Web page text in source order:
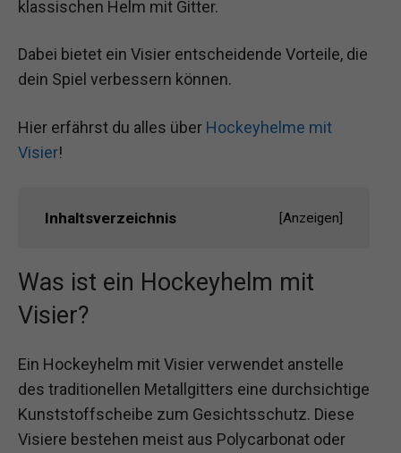
klassischen Helm mit Gitter.
Dabei bietet ein Visier entscheidende Vorteile, die
dein Spiel verbessern können.
Hier erfährst du alles über Hockeyhelme mit
Visier!
Inhaltsverzeichnis [Anzeigen]
Was ist ein Hockeyhelm mit
Visier?
Ein Hockeyhelm mit Visier verwendet anstelle
des traditionellen Metallgitters eine durchsichtige
Kunststoffscheibe zum Gesichtsschutz. Diese
Visiere bestehen meist aus Polycarbonat oder